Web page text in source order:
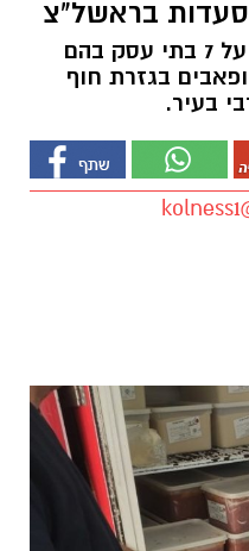
בראשל"צ
מימצאים עגומים בפשיטה על 7 בתי עסק בהם
בגזרת חוף
בעיר.